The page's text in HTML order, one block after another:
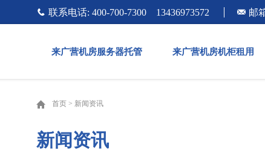
联系电话: 400-700-7300 13436973572 邮
来广营机房服务器托管 来广营机房机柜租用
首页 > 新闻资讯
新闻资讯